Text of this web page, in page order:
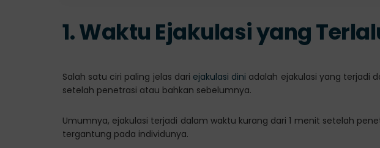
1. Waktu Ejakulasi yang
Salah satu ciri paling jelas dari ejakulasi dini adalah ejakulasi yang terjadi
setelah penetrasi atau bahkan sebelumnya.
Umumnya, ejakulasi terjadi dalam waktu kurang dari 1 menit setelah
tergantung pada individunya.